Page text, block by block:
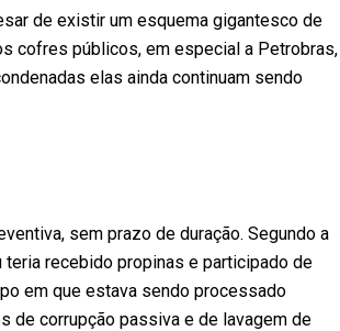
de existir um esquema gigantesco de
cofres públicos, em especial a Petrobras,
elas ainda continuam sendo
sem prazo de duração. Segundo a
teria recebido propinas e participado de
em que estava sendo processado
de corrupção passiva e de lavagem de